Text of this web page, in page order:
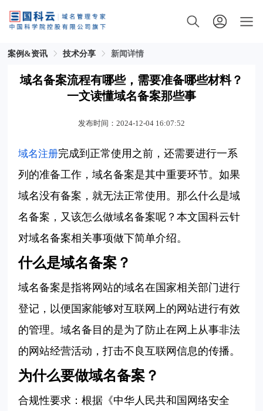
案例&资讯 技术分享 新闻详情
域名备案流程有哪些，需要准备哪些材料？
一文读懂域名备案那些事
发布时间：2024-12-04 16:07:52
域名注册完成到正常使用之前，还需要进行一系
列的准备工作，域名备案是其中重要环节。如果
域名没有备案，就无法正常使用。那么什么是域
名备案，又该怎么做域名备案呢？本文国科云针
对域名备案相关事项做下简单介绍。
什么是域名备案？
域名备案是指将网站的域名在国家相关部门进行
登记，以便国家能够对互联网上的网站进行有效
的管理。域名备 目的是为了防止在网上从事非法
的网站经营活动，打击不良互联网信息的传播。
为什么要做域名备案？
合规性要求：‌根据《中华人民共和国网络安全